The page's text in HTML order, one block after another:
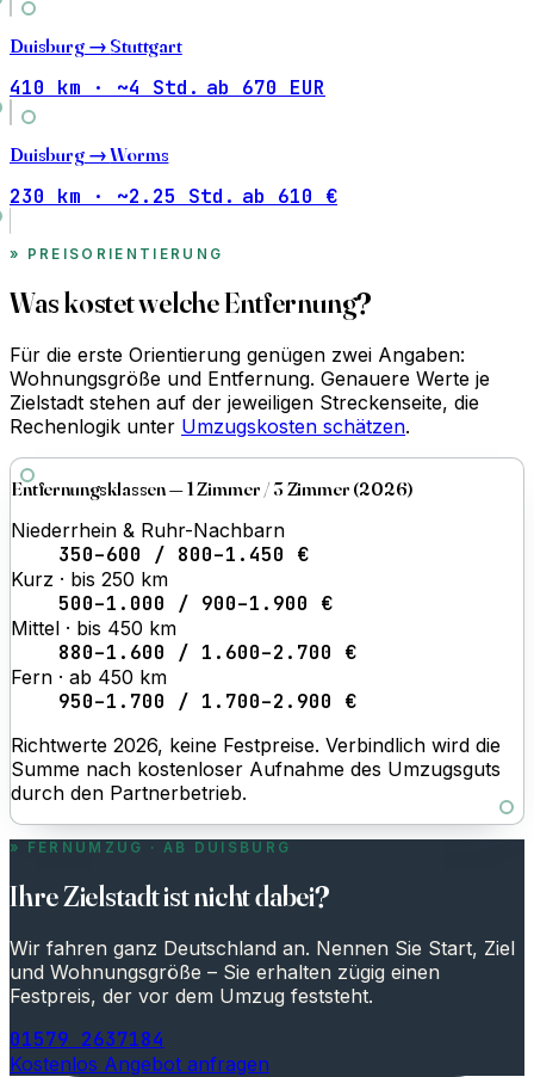
Duisburg → Stuttgart
410 km · ~4 Std. ab 670 EUR
Duisburg →Worms
230 km · ~2.25 Std. ab 610 €
PREISORIENTIERUNG
Was kostet welche Entfernung?
Für die erste Orientierung genügen zwei Angaben:
Wohnungsgröße und Entfernung. Genauere Werte je
Zielstadt stehen auf der jeweiligen Streckenseite, die
Rechenlogik unter Umzugskosten schätzen.
Entfernungsklassen — 1 Zimmer / 3 Zimmer (2026)
Niederrhein & Ruhr-Nachbarn
350–600 / 800–1.450 €
Kurz · bis 250 km
500–1.000 / 900–1.900 €
Mittel · bis 450 km
880–1.600 / 1.600–2.700 €
Fern · ab 450 km
950–1.700 / 1.700–2.900 €
Richtwerte 2026, keine Festpreise. Verbindlich wird die
Summe nach kostenloser Aufnahme des Umzugsguts
durch den Partnerbetrieb.
FERNUMZUG · AB DUISBURG
Ihre Zielstadt ist nicht dabei?
Wir fahren ganz Deutschland an. Nennen Sie Start, Ziel
und Wohnungsgröße – Sie erhalten zügig einen
Festpreis, der vor dem Umzug feststeht.
01579 2637184
Kostenlos Angebot anfragen